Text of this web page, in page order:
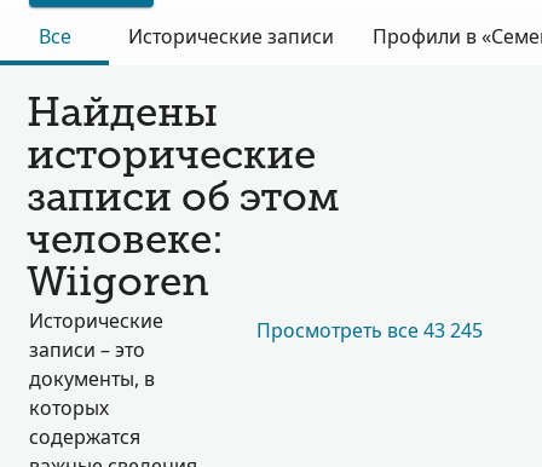
Все
Исторические записи Профили в
Найдены
исторические
записи об этом
человеке:
Wiigoren
Исторические
записи – это
документы, в
которых
содержатся
Просмотреть все 43 245